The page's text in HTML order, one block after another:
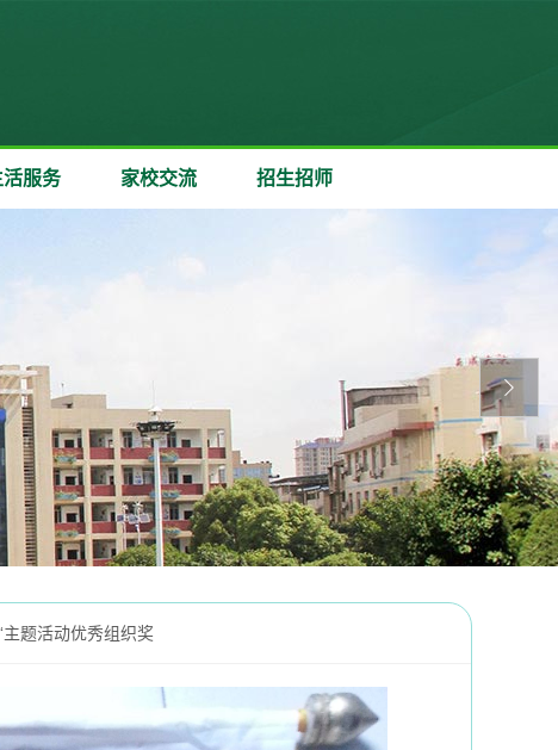
活服务 家校交流 招生招师

题活动优秀组织奖